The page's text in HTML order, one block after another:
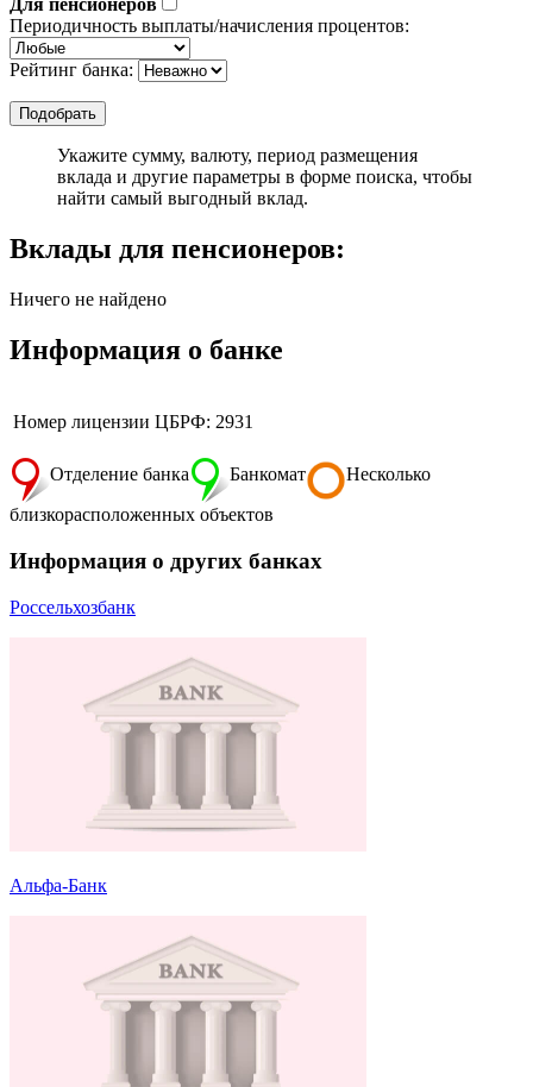
Периодичность выплаты/начисления процентов:
Рейтинг банка:
Укажите сумму, валюту, период размещения
вклада и другие параметры в форме поиска, чтобы
найти самый выгодный вклад.
Вклады для пенсионеров:
Ничего не найдено
Информация о банке
Номер лицензии ЦБРФ: 2931
Отделение банка Банкомат Несколько
близкорасположенных объектов
Информация о других банках
Россельхозбанк
Альфа-Банк